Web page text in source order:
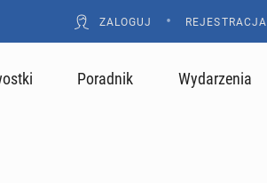
ZALOGUJ • REJESTRACJA
Poradnik Wydarzenia